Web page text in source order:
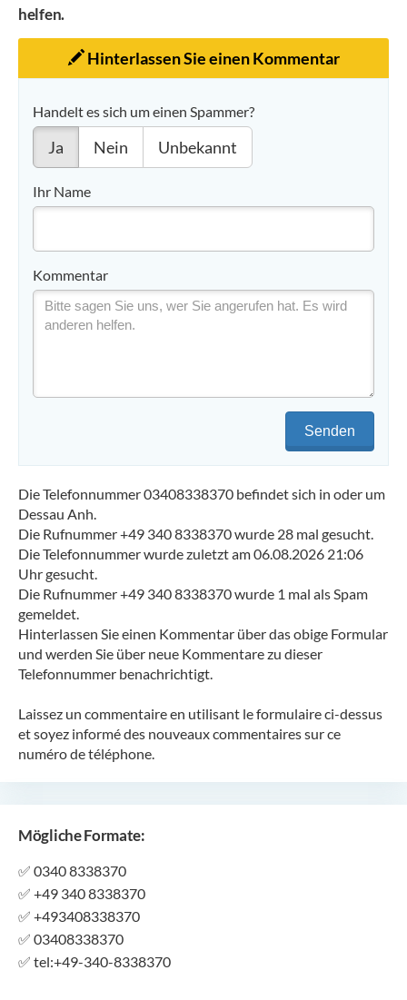
helfen.
Hinterlassen Sie einen Kommentar
Handelt es sich um einen Spammer?
Ja Nein Unbekannt
Ihr Name
Kommentar
Senden
Die Telefonnummer 03408338370 befindet sich in oder um
Dessau Anh.
Die Rufnummer +49 340 8338370 wurde 28 mal gesucht.
Die Telefonnummer wurde zuletzt am 06.08.2026 21:06
Uhr gesucht.
Die Rufnummer +49 340 8338370 wurde 1 mal als Spam
gemeldet.
Hinterlassen Sie einen Kommentar über das obige Formular
und werden Sie über neue Kommentare zu dieser
Telefonnummer benachrichtigt.
Laissez un commentaire en utilisant le formulaire ci-dessus
et soyez informé des nouveaux commentaires sur ce
numéro de téléphone.
Mögliche Formate:
✅ 0340 8338370
✅ +49 340 8338370
✅ +493408338370
✅ 03408338370
✅ tel:+49-340-8338370